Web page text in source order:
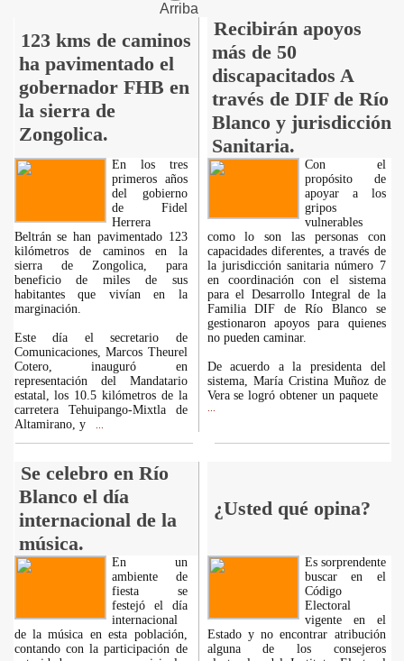
Arriba
123 kms de caminos
ha pavimentado el
gobernador FHB en
la sierra de
Zongolica.
Recibirán apoyos
más de 50
discapacitados A
través de DIF de Río
Blanco y jurisdicción
Sanitaria.
En los tres
primeros años
del gobierno
de Fidel
Herrera
Beltrán se han pavimentado 123
kilómetros de caminos en la
sierra de Zongolica, para
beneficio de miles de sus
habitantes que vivían en la
marginación.
Este día el secretario de
Comunicaciones, Marcos Theurel
Cotero, inauguró en
representación del Mandatario
estatal, los 10.5 kilómetros de la
carretera Tehuipango-Mixtla de
Altamirano, y
Con el
propósito de
apoyar a los
gripos
vulnerables
como lo son las personas con
capacidades diferentes, a través de
la jurisdicción sanitaria número 7
en coordinación con el sistema
para el Desarrollo Integral de la
Familia DIF de Río Blanco se
gestionaron apoyos para quienes
no pueden caminar.
De acuerdo a la presidenta del
sistema, María Cristina Muñoz de
Vera se logró obtener un paquete
Se celebro en Río
Blanco el día
internacional de la
música.
¿Usted qué opina?
En un
ambiente de
fiesta se
festejó el día
internacional
de la música en esta población,
contando con la participación de
Es sorprendente
buscar en el
Código
Electoral
vigente en el
Estado y no encontrar atribución
alguna de los consejeros